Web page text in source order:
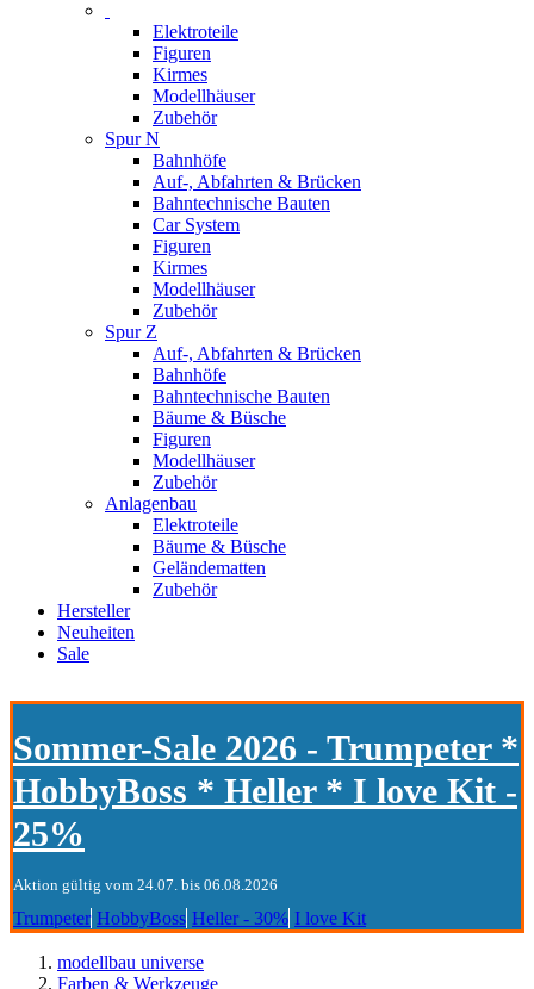
Elektroteile
Figuren
Kirmes
Modellhäuser
Zubehör
Spur N
Bahnhöfe
Auf-, Abfahrten & Brücken
Bahntechnische Bauten
Car System
Figuren
Kirmes
Modellhäuser
Zubehör
Spur Z
Auf-, Abfahrten & Brücken
Bahnhöfe
Bahntechnische Bauten
Bäume & Büsche
Figuren
Modellhäuser
Zubehör
Anlagenbau
Elektroteile
Bäume & Büsche
Geländematten
Zubehör
Hersteller
Neuheiten
Sale
Sommer-Sale 2026 - Trumpeter *
HobbyBoss * Heller * I love Kit -
25%
Aktion gültig vom 24.07. bis 06.08.2026
Trumpeter HobbyBoss Heller - 30% I love Kit
modellbau universe
Farben & Werkzeuge